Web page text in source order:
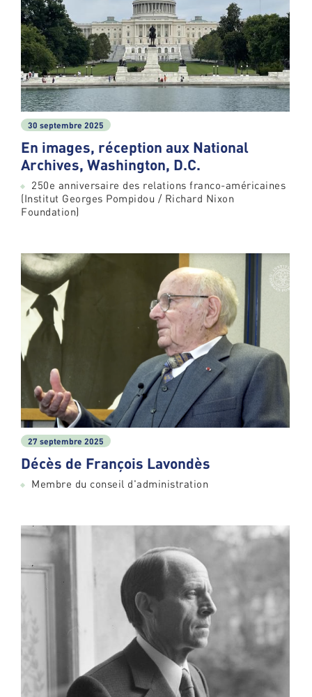
30 septembre 2025
En images, réception aux National
Archives, Washington, D.C.
250e anniversaire des relations franco-américaines
(Institut Georges Pompidou / Richard Nixon
Foundation)
27 septembre 2025
Décès de François Lavondès
Membre du conseil d'administration